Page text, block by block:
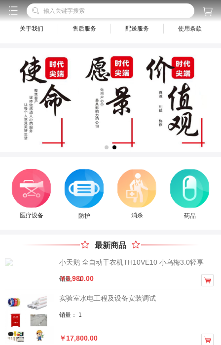
  输入关键字搜索 
 联系我们
关于我们 售后服务 配送服务 使用条款
医疗设备 防护 消杀 药品
最新商品
小天鹅 全自动干衣机TH10VE10 小乌梅3.0轻享
销量： 1
￥3,980.00 
实验室水电工程及设备安装调试
销量： 1
￥17,800.00 